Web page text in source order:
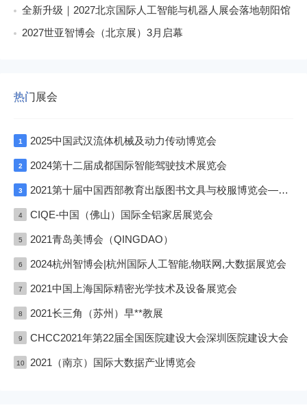
全新升级｜2027北京国际人工智能与机器人展会落地朝阳馆
2027世亚智博会（北京展）3月启幕
热门展会
1 2025中国武汉流体机械及动力传动博览会
2 2024第十二届成都国际智能驾驶技术展览会
3 2021第十届中国西部教育出版图书文具与校服博览会—成渝双城展
4 CIQE-中国（佛山）国际全铝家居展览会
5 2021青岛美博会（QINGDAO）
6 2024杭州智博会|杭州国际人工智能,物联网,大数据展览会
7 2021中国上海国际精密光学技术及设备展览会
8 2021长三角（苏州）早**教展
9 CHCC2021年第22届全国医院建设大会深圳医院建设大会
10 2021（南京）国际大数据产业博览会